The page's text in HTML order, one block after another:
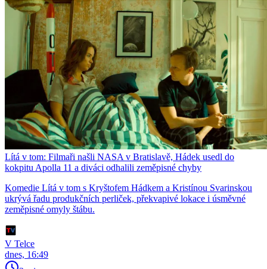
Lítá v tom: Filmaři našli NASA v Bratislavě, Hádek usedl do
kokpitu Apolla 11 a diváci odhalili zeměpisné chyby
Komedie Lítá v tom s Kryštofem Hádkem a Kristínou Svarinskou
ukrývá řadu produkčních perliček, překvapivé lokace i úsměvné
zeměpisné omyly štábu.
V Telce
dnes, 16:49